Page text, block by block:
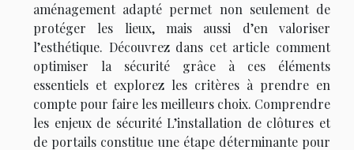
aménagement adapté permet non seulement de
protéger les lieux, mais aussi d’en valoriser
l’esthétique. Découvrez dans cet article comment
optimiser la sécurité grâce à ces éléments
essentiels et explorez les critères à prendre en
compte pour faire les meilleurs choix. Comprendre
les enjeux de sécurité L’installation de clôtures et
de portails constitue une étape déterminante pour